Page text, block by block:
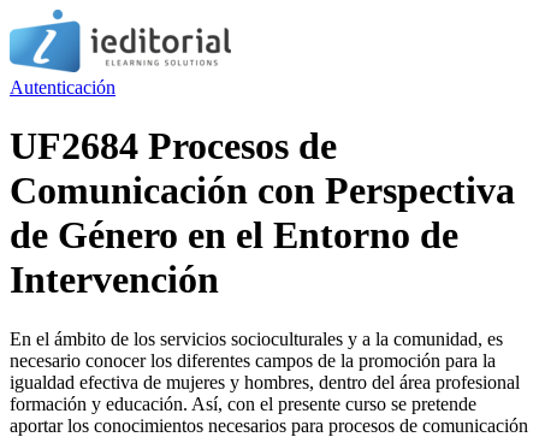
Autenticación
UF2684 Procesos de
Comunicación con Perspectiva
de Género en el Entorno de
Intervención
En el ámbito de los servicios socioculturales y a la comunidad, es
necesario conocer los diferentes campos de la promoción para la
igualdad efectiva de mujeres y hombres, dentro del área profesional
formación y educación. Así, con el presente curso se pretende
aportar los conocimientos necesarios para procesos de comunicación